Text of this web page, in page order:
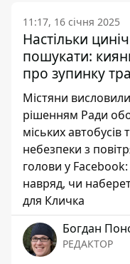
11:17, 16 січня 2025
Настільки
пошукати:
про зупинку
Містяни
рішенням Ради
міських автобусів
небезпеки з
голови у
навряд, чи
для Кличка
Богдан
РЕДАКТОР